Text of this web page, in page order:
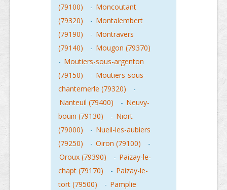
(79100)
- Moncoutant
(79320)
- Montalembert
(79190)
- Montravers
(79140)
- Mougon (79370)
- Moutiers-sous-argenton
(79150)
- Moutiers-sous-
chantemerle (79320)
-
Nanteuil (79400)
- Neuvy-
bouin (79130)
- Niort
(79000)
- Nueil-les-aubiers
(79250)
- Oiron (79100)
-
Oroux (79390)
- Paizay-le-
chapt (79170)
- Paizay-le-
tort (79500)
- Pamplie